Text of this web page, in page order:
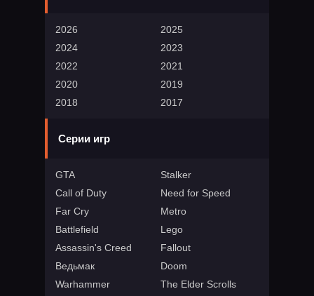
2026
2025
2024
2023
2022
2021
2020
2019
2018
2017
Серии игр
GTA
Stalker
Call of Duty
Need for Speed
Far Cry
Metro
Battlefield
Lego
Assassin's Creed
Fallout
Ведьмак
Doom
Warhammer
The Elder Scrolls